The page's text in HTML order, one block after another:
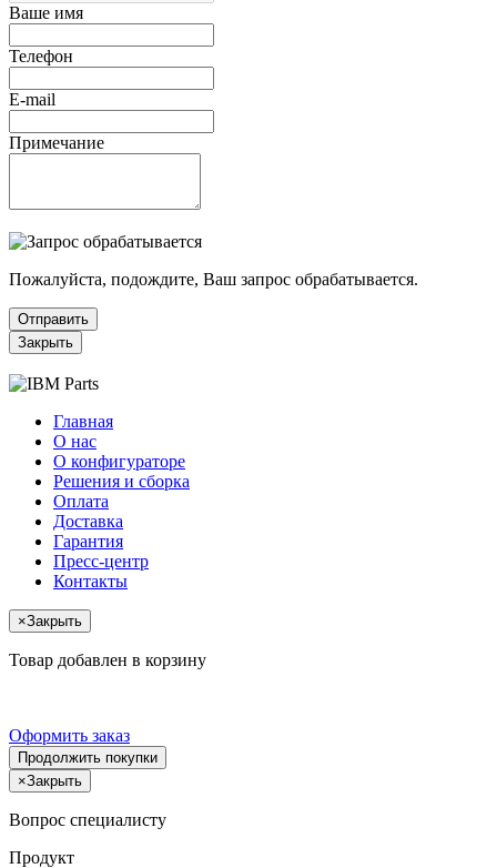
Ваше имя
Телефон
E-mail
Примечание
Пожалуйста, подождите, Ваш запрос обрабатывается.
Отправить
Закрыть
Главная
О нас
О конфигураторе
Решения и сборка
Оплата
Доставка
Гарантия
Пресс-центр
Контакты
×Закрыть
Товар добавлен в корзину
Оформить заказ
Продолжить покупки
×Закрыть
Вопрос специалисту
Продукт